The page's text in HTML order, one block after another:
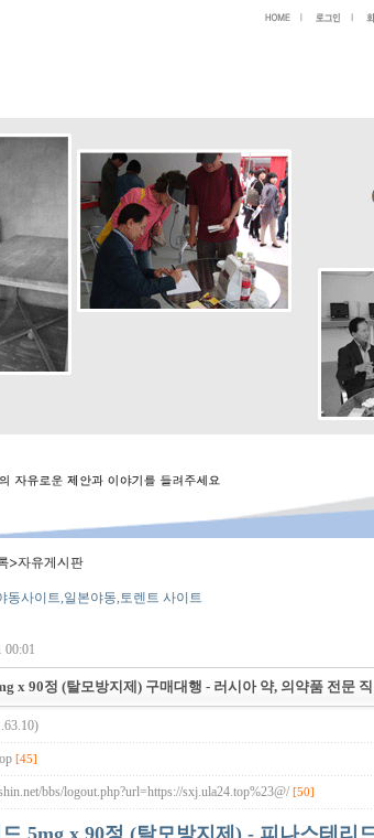
00:01
x 90정 (탈모방지제) 구매대행 - 러시아 약, 의약품 전문
[45]
bbs/logout.php?url=https://sxj.ula24.top%23@/ [50]
5mg x 90정 (탈모방지제) - 피나스테리